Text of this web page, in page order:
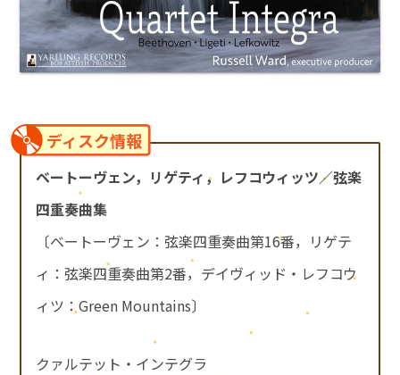
ディスク情報
ベートーヴェン，リゲティ，レフコウィッツ／弦楽
四重奏曲集
〔ベートーヴェン：弦楽四重奏曲第16番，リゲテ
ィ：弦楽四重奏曲第2番，デイヴィッド・レフコウ
ィツ：Green Mountains〕
クァルテット・インテグラ